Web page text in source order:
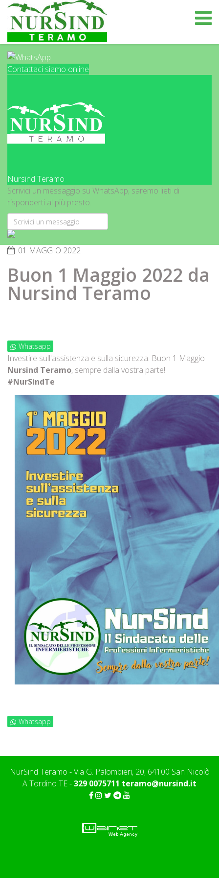
Contattaci siamo online
Nursind Teramo
Scrivici un messaggio su WhatsApp, saremo lieti di
risponderti al più presto.
01 MAGGIO 2022
Buon 1 Maggio 2022 da
Nursind Teramo
Whatsapp
Investire sull'assistenza e sulla sicurezza. Buon 1 Maggio
Nursind Teramo, sempre dalla vostra parte!
#NurSindTe
Whatsapp
NurSind Teramo - Via G. Palombieri, 20, 64100 San Nicolò
A Tordino TE -329 0075711 teramo@nursind.it